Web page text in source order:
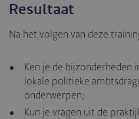
Resultaat
Na het volgen van deze
Ken je de bijzonderheden
lokale politieke
onderwerpen;
Kun je vragen uit de